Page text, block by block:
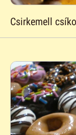
Csirkemell